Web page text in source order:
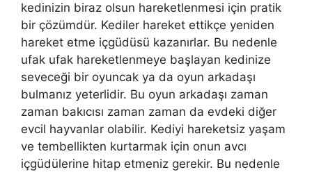
kedinizin biraz olsun hareketlenmesi için pratik
bir çözümdür. Kediler hareket ettikçe yeniden
hareket etme içgüdüsü kazanırlar. Bu nedenle
ufak ufak hareketlenmeye başlayan kedinize
seveceği bir oyuncak ya da oyun arkadaşı
bulmanız yeterlidir. Bu oyun arkadaşı zaman
zaman bakıcısı zaman zaman da evdeki diğer
evcil hayvanlar olabilir. Kediyi hareketsiz yaşam
ve tembellikten kurtarmak için onun avcı
içgüdülerine hitap etmeniz gerekir. Bu nedenle